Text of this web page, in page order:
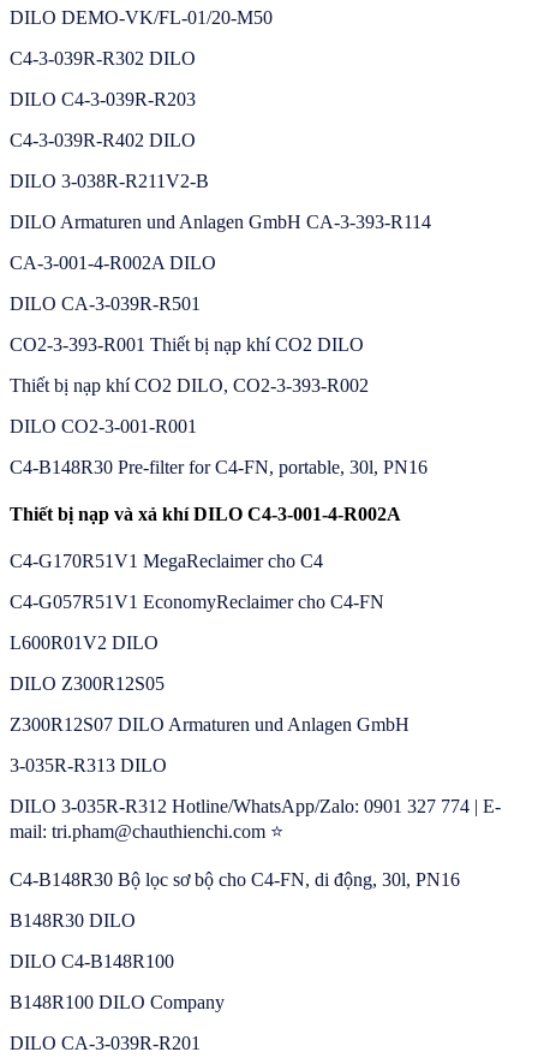
DILO DEMO-VK/FL-01/20-M50
C4-3-039R-R302 DILO
DILO C4-3-039R-R203
C4-3-039R-R402 DILO
DILO 3-038R-R211V2-B
DILO Armaturen und Anlagen GmbH CA-3-393-R114
CA-3-001-4-R002A DILO
DILO CA-3-039R-R501
CO2-3-393-R001 Thiết bị nạp khí CO2 DILO
Thiết bị nạp khí CO2 DILO, CO2-3-393-R002
DILO CO2-3-001-R001
C4-B148R30 Pre-filter for C4-FN, portable, 30l, PN16
Thiết bị nạp và xả khí DILO C4-3-001-4-R002A
C4-G170R51V1 MegaReclaimer cho C4
C4-G057R51V1 EconomyReclaimer cho C4-FN
L600R01V2 DILO
DILO Z300R12S05
Z300R12S07 DILO Armaturen und Anlagen GmbH
3-035R-R313 DILO
DILO 3-035R-R312 Hotline/WhatsApp/Zalo: 0901 327 774 | E-
mail: tri.pham@chauthienchi.com ⭐
C4-B148R30 Bộ lọc sơ bộ cho C4-FN, di động, 30l, PN16
B148R30 DILO
DILO C4-B148R100
B148R100 DILO Company
DILO CA-3-039R-R201